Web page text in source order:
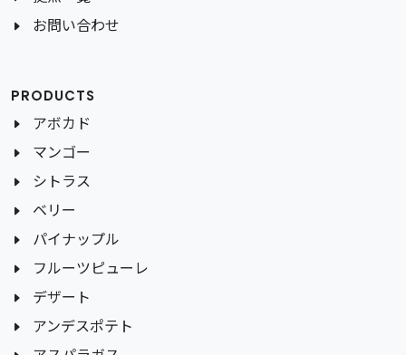
お問い合わせ
PRODUCTS
アボカド
マンゴー
シトラス
ベリー
パイナップル
フルーツピューレ
デザート
アンデスポテト